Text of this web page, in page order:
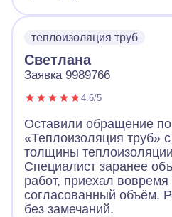
теплоизоляция труб
Светлана
Заявка 9989766
4.6/5
Оставили обращение по
«Теплоизоляция труб»
толщины
Специалист заранее
работ, приехал
согласованный объём.
без замечаний.